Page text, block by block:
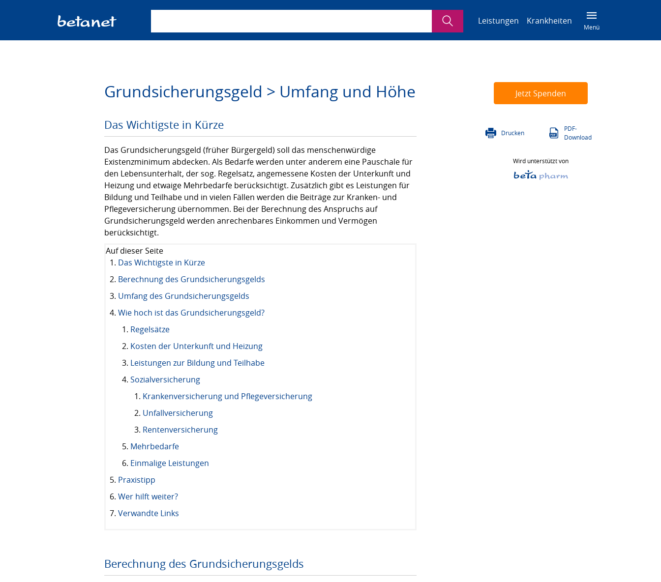
SucheLeistungen Krankheiten
Menü
Grundsicherungsgeld > Umfang und Höhe
Das Wichtigste in Kürze
Das Grundsicherungsgeld (früher Bürgergeld) soll das menschenwürdige
Existenzminimum abdecken. Als Bedarfe werden unter anderem eine Pauschale für
den Lebensunterhalt, der sog. Regelsatz, angemessene Kosten der Unterkunft und
Heizung und etwaige Mehrbedarfe berücksichtigt. Zusätzlich gibt es Leistungen für
Bildung und Teilhabe und in vielen Fällen werden die Beiträge zur Kranken- und
Pflegeversicherung übernommen. Bei der Berechnung des Anspruchs auf
Grundsicherungsgeld werden anrechenbares Einkommen und Vermögen
berücksichtigt.
Auf dieser Seite
Das Wichtigste in Kürze
Berechnung des Grundsicherungsgelds
Umfang des Grundsicherungsgelds
Wie hoch ist das Grundsicherungsgeld?
Regelsätze
Kosten der Unterkunft und Heizung
Leistungen zur Bildung und Teilhabe
Sozialversicherung
Krankenversicherung und Pflegeversicherung
Unfallversicherung
Rentenversicherung
Mehrbedarfe
Einmalige Leistungen
Praxistipp
Wer hilft weiter?
Verwandte Links
Berechnung des Grundsicherungsgelds
Jetzt Spenden
Drucken
PDF-
Download
Wird unterstützt von